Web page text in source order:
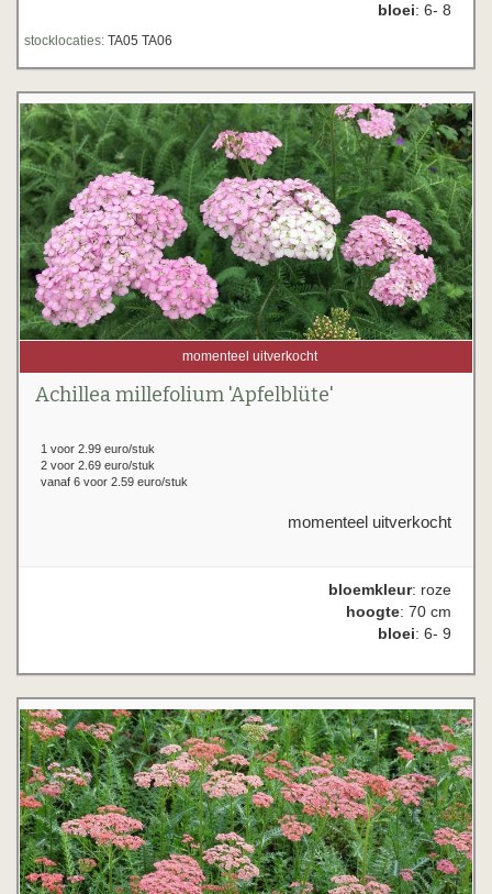
bloei: 6- 8
stocklocaties: TA05 TA06
momenteel uitverkocht
Achillea millefolium 'Apfelblüte'
1 voor 2.99 euro/stuk
2 voor 2.69 euro/stuk
vanaf 6 voor 2.59 euro/stuk
momenteel uitverkocht
bloemkleur: roze
hoogte: 70 cm
bloei: 6- 9